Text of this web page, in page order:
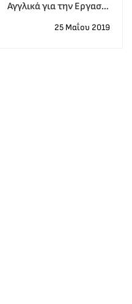
Αγγλικά για την Εργασία
κάθε Σάββατο!
25 Μαΐου 2019